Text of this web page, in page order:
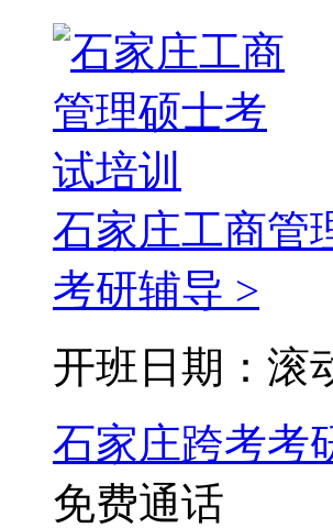
石家庄工商管
考研辅导 >
开班日期：滚
石家庄跨考考
免费通话